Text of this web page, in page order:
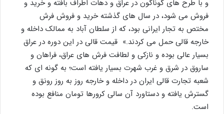
و با طرح های گوناگون در عراق و دهات اطراف بافته و خرید و
فروش می شود، در سال های گذشته خرید و فروش فرش
مختص به تجار ایرانی بود، که از سلطان آباد به ممالک داخله و
خارجه قالی حمل می کردند.» قیمت قالی در این دوره در عراق
بسیار عالی بوده و نازکی و لطافت فرش های عراق، فراهان و
ساروق در شرق و غرب شهرت بسیار یافته است؛ به گونه ای که
شعبه تجارت قالی ایران در داخله و خارجه روز به روز رونق و
گسترش یافته و دستاورد آن سالی کرورها تومان منافع بوده
است.